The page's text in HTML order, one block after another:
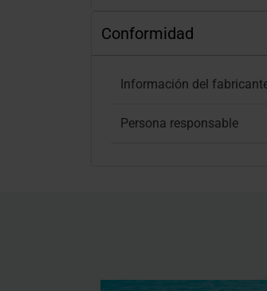
Conformidad
Información del
Persona responsable